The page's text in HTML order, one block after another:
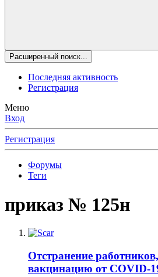
Расширенный поиск...
Последняя активность
Регистрация
Меню
Вход
Регистрация
Форумы
Теги
приказ № 125н
Отстранение
вакцинацию от COVID-